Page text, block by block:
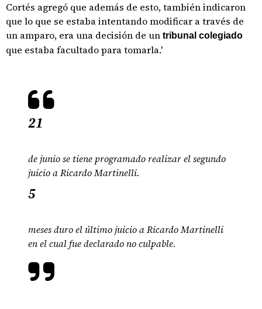
Cortés agregó que además de esto, también indicaron
que lo que se estaba intentando modificar a través de
un amparo, era una decisión de un tribunal colegiado
que estaba facultado para tomarla.'
21
de junio se tiene programado realizar el segundo
juicio a Ricardo Martinelli.
5
meses duro el último juicio a Ricardo Martinelli
en el cual fue declarado no culpable.